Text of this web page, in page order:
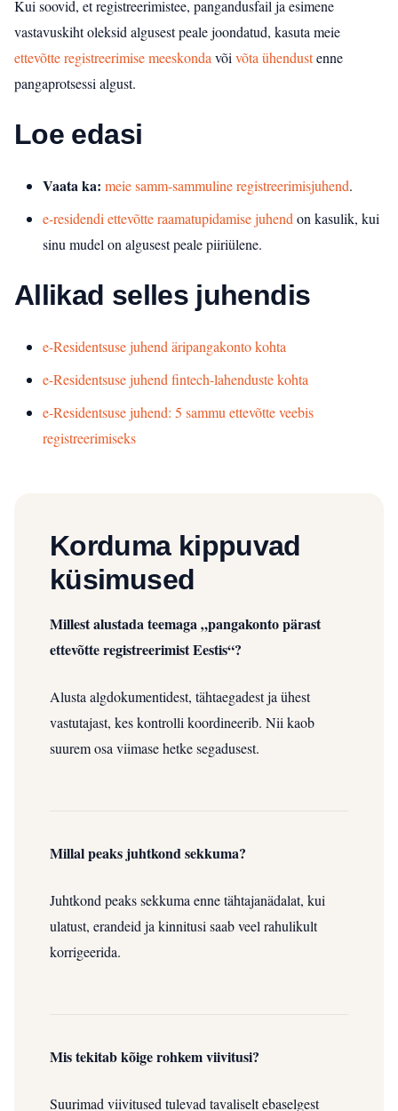
Kui soovid, et registreerimistee, pangandusfail ja esimene
vastavuskiht oleksid algusest peale joondatud, kasuta meie
ettevõtte registreerimise meeskonda või võta ühendustenne
pangaprotsessi algust.
Loe edasi
Vaata ka: meie samm-sammuline registreerimisjuhend.
e-residendi ettevõtte raamatupidamise juhend on kasulik, kui
sinu mudel on algusest peale piiriülene.
Allikad selles juhendis
e-Residentsuse juhend äripangakonto kohta
e-Residentsuse juhend fintech-lahenduste kohta
e-Residentsuse juhend: 5 sammu ettevõtte veebis
registreerimiseks
Korduma kippuvad
küsimused
Millest alustada teemaga „pangakonto pärast
ettevõtte registreerimist Eestis“?
Alusta algdokumentidest, tähtaegadest ja ühest
vastutajast, kes kontrolli koordineerib. Nii kaob
suurem osa viimase hetke segadusest.
Millal peaks juhtkond sekkuma?
Juhtkond peaks sekkuma enne tähtajanädalat, kui
ulatust, erandeid ja kinnitusi saab veel rahulikult
korrigeerida.
Mis tekitab kõige rohkem viivitusi?
Suurimad viivitused tulevad tavaliselt ebaselgest